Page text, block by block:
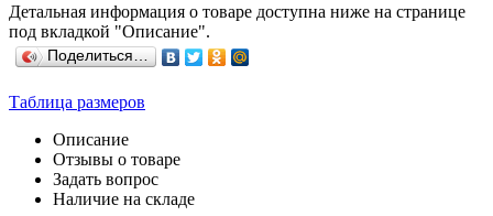
Детальная информация о товаре доступна ниже на странице
под вкладкой "Описание".
Поделиться…
Таблица размеров
Описание
Отзывы о товаре
Задать вопрос
Наличие на складе